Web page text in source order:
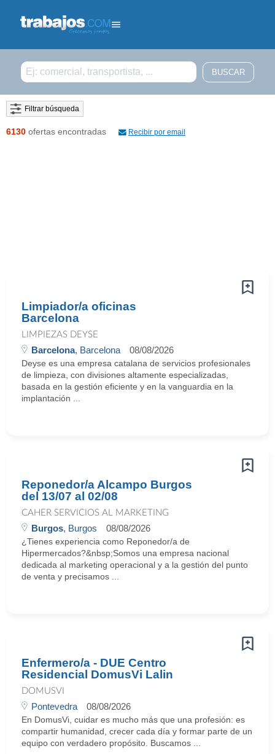
Filtrar búsqueda
6130 ofertas encontradas Recibir por email
Limpiador/a oficinas
Barcelona
LIMPIEZAS DEYSE
Barcelona, Barcelona 08/08/2026
Deyse es una empresa catalana de servicios profesionales
de limpieza, con divisiones altamente especializadas,
basada en la gestión eficiente y en la vanguardia en la
implantación ...
Reponedor/a Alcampo Burgos
del 13/07 al 02/08
CAHER SERVICIOS AL MARKETING
Burgos, Burgos 08/08/2026
¿Tienes experiencia como Reponedor/a de
Hipermercados?&nbsp;Somos una empresa nacional
dedicada al marketing operacional y a la gestión del punto
de venta y precisamos ...
Enfermero/a - DUE Centro
Residencial DomusVi Lalin
DOMUSVI
Pontevedra 08/08/2026
En DomusVi, cuidar es mucho más que una profesión: es
compartir humanidad, crecer cada día y formar parte de un
equipo con verdadero propósito. Buscamos ...